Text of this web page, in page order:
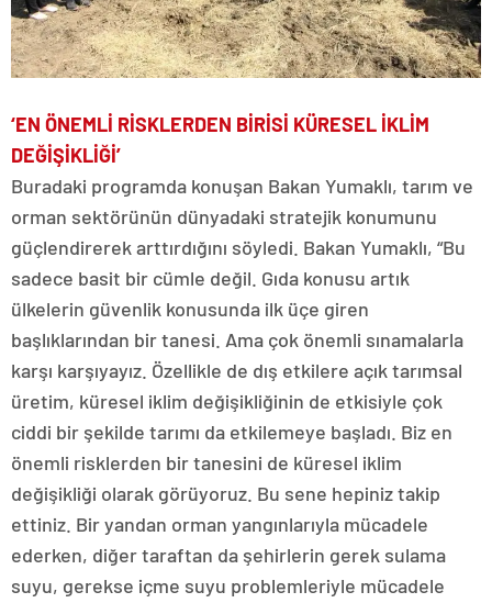
‘EN ÖNEMLİ RİSKLERDEN BİRİSİ KÜRESEL İKLİM
DEĞİŞİKLİĞİ’
Buradaki programda konuşan Bakan Yumaklı, tarım ve
orman sektörünün dünyadaki stratejik konumunu
güçlendirerek arttırdığını söyledi. Bakan Yumaklı, “Bu
sadece basit bir cümle değil. Gıda konusu artık
ülkelerin güvenlik konusunda ilk üçe giren
başlıklarından bir tanesi. Ama çok önemli sınamalarla
karşı karşıyayız. Özellikle de dış etkilere açık tarımsal
üretim, küresel iklim değişikliğinin de etkisiyle çok
ciddi bir şekilde tarımı da etkilemeye başladı. Biz en
önemli risklerden bir tanesini de küresel iklim
değişikliği olarak görüyoruz. Bu sene hepiniz takip
ettiniz. Bir yandan orman yangınlarıyla mücadele
ederken, diğer taraftan da şehirlerin gerek sulama
suyu, gerekse içme suyu problemleriyle mücadele